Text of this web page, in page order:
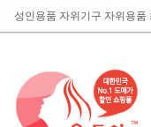
성인용품 자위기구 자위용품